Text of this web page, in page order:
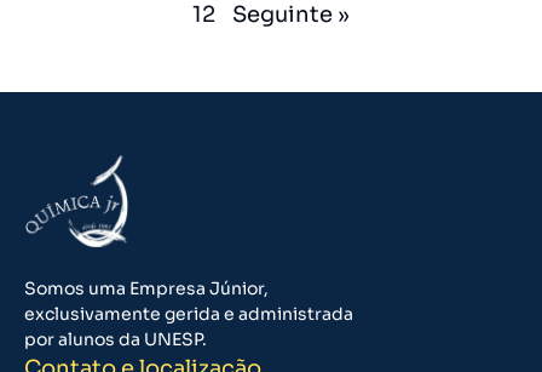
12
Seguinte »
Somos uma Empresa Júnior,
exclusivamente gerida e administrada
por alunos da UNESP.